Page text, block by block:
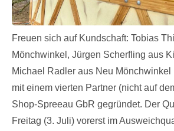
Freuen sich auf Kundschaft: Tobias
Mönchwinkel, Jürgen Scherfling aus
Michael Radler aus Neu Mönchwinkel
mit einem vierten Partner (nicht auf
Shop-Spreeau GbR gegründet. Der
Freitag (3. Juli) vorerst im